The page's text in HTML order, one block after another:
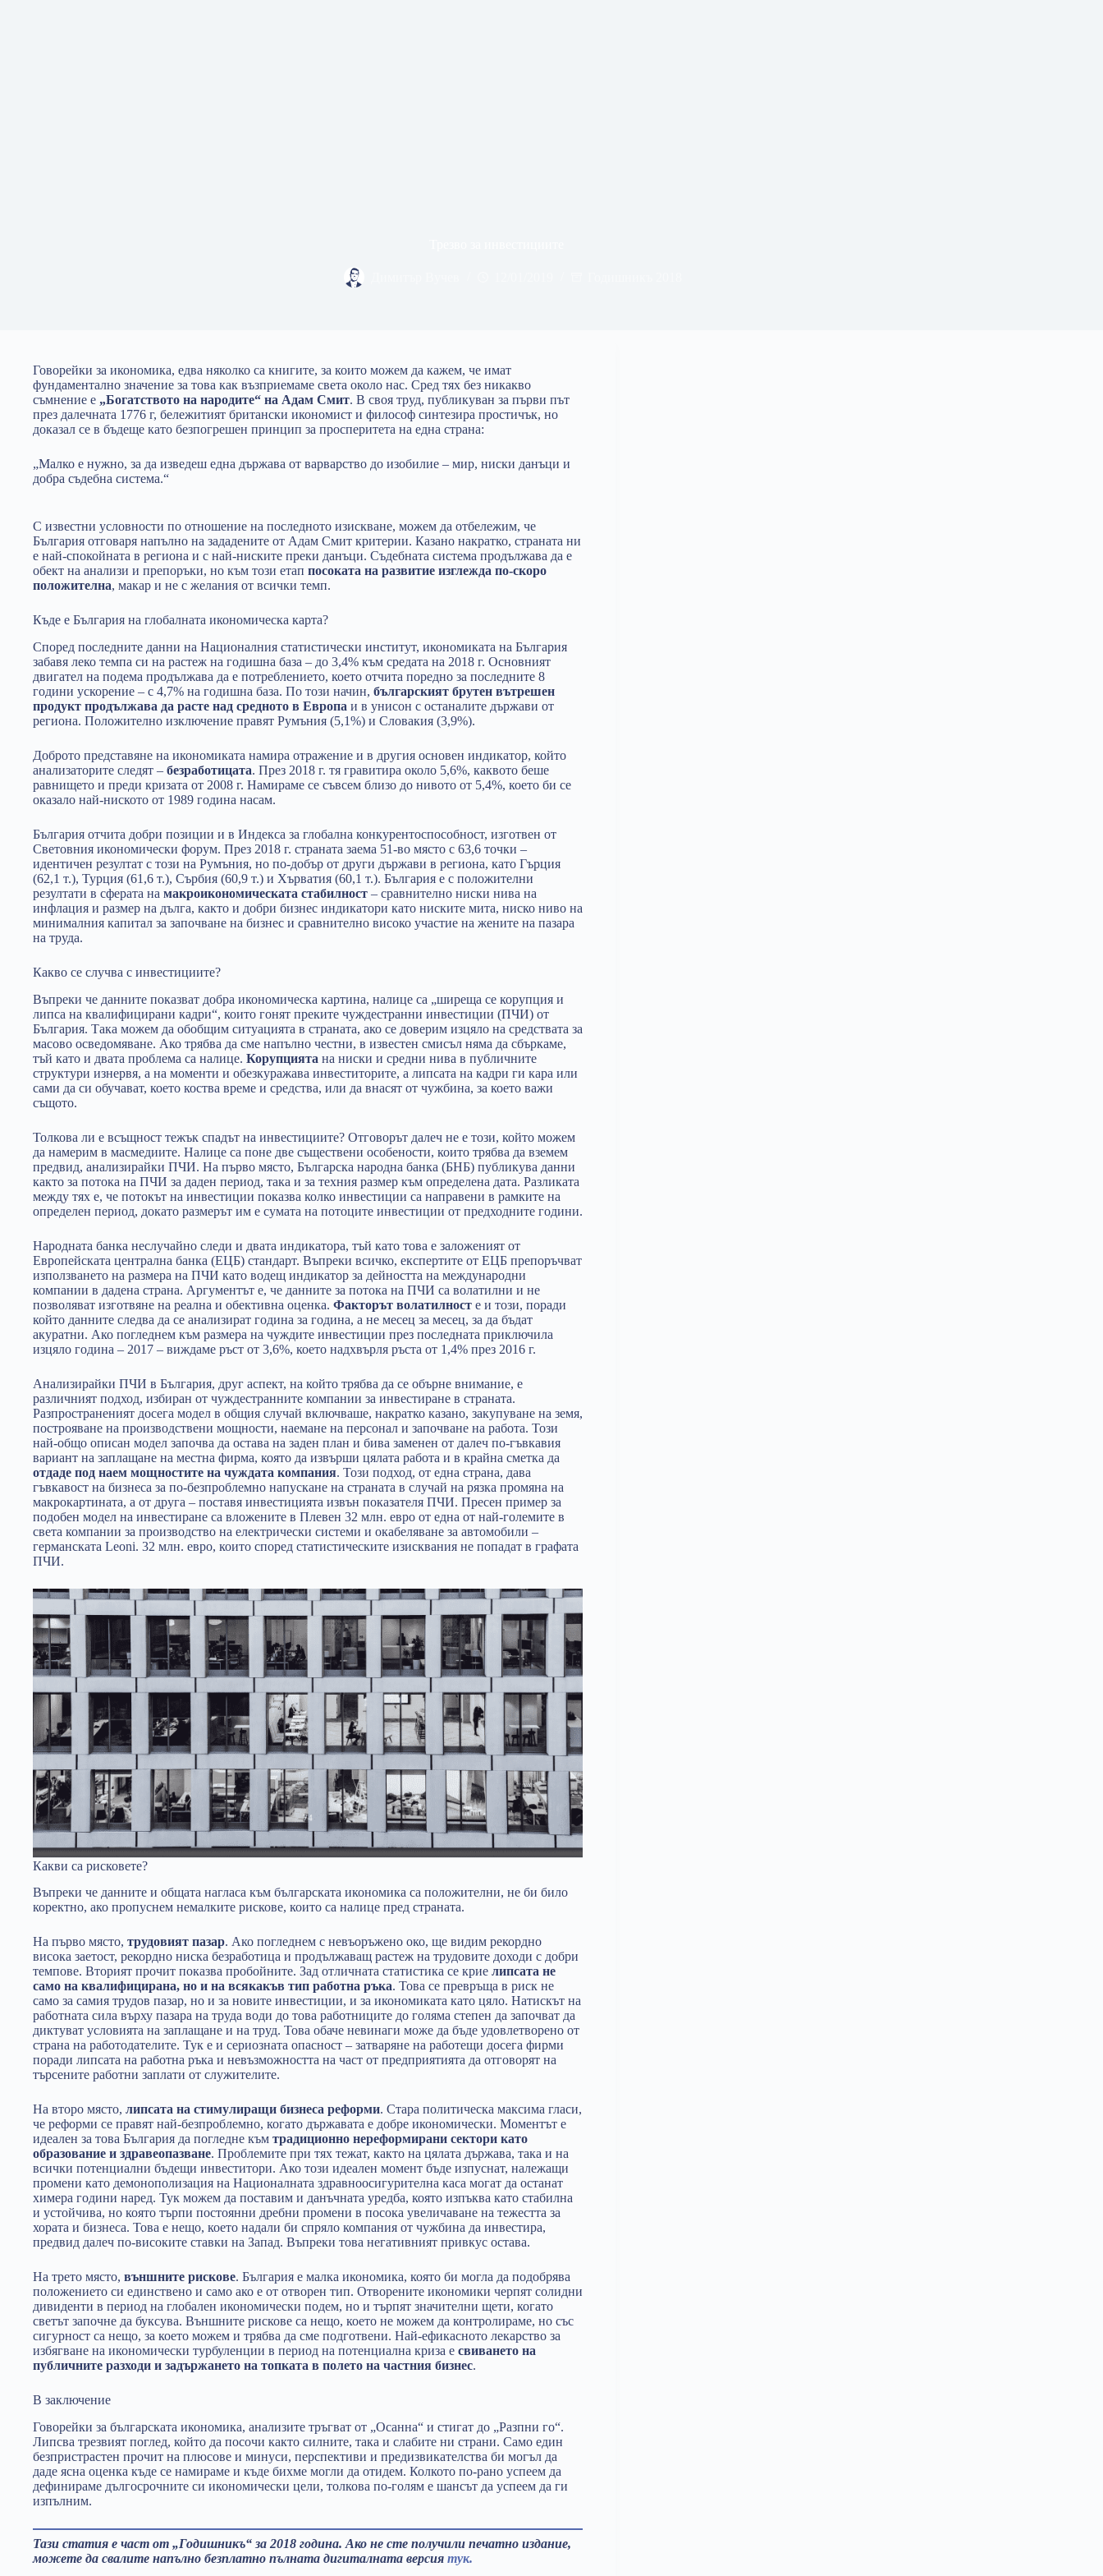
Говорейки за икономика, едва няколко са книгите, за които можем да кажем, че имат
фундаментално значение за това как възприемаме света около нас. Сред тях без никакво
съмнение е „Богатството на народите“ на Адам Смит. В своя труд, публикуван за първи път
през далечната 1776 г, бележитият британски икономист и философ синтезира простичък, но
доказал се в бъдеще като безпогрешен принцип за просперитета на една страна:
„Малко е нужно, за да изведеш една държава от варварство до изобилие – мир, ниски данъци и
добра съдебна система.“
С известни условности по отношение на последното изискване, можем да отбележим, че
България отговаря напълно на зададените от Адам Смит критерии. Казано накратко, страната ни
е най-спокойната в региона и с най-ниските преки данъци. Съдебната система продължава да е
обект на анализи и препоръки, но към този етап посоката на развитие изглежда по-скоро
положителна, макар и не с желания от всички темп.
Къде е България на глобалната икономическа карта?
Според последните данни на Националния статистически институт, икономиката на България
забавя леко темпа си на растеж на годишна база – до 3,4% към средата на 2018 г. Основният
двигател на подема продължава да е потреблението, което отчита поредно за последните 8
години ускорение – с 4,7% на годишна база. По този начин, българският брутен вътрешен
продукт продължава да расте над средното в Европа и в унисон с останалите държави от
региона. Положително изключение правят Румъния (5,1%) и Словакия (3,9%).
Доброто представяне на икономиката намира отражение и в другия основен индикатор, който
анализаторите следят – безработицата. През 2018 г. тя гравитира около 5,6%, каквото беше
равнището и преди кризата от 2008 г. Намираме се съвсем близо до нивото от 5,4%, което би се
оказало най-ниското от 1989 година насам.
България отчита добри позиции и в Индекса за глобална конкурентоспособност, изготвен от
Световния икономически форум. През 2018 г. страната заема 51-во място с 63,6 точки –
идентичен резултат с този на Румъния, но по-добър от други държави в региона, като Гърция
(62,1 т.), Турция (61,6 т.), Сърбия (60,9 т.) и Хърватия (60,1 т.). България е с положителни
резултати в сферата на макроикономическата стабилност – сравнително ниски нива на
инфлация и размер на дълга, както и добри бизнес индикатори като ниските мита, ниско ниво на
минималния капитал за започване на бизнес и сравнително високо участие на жените на пазара
на труда.
Какво се случва с инвестициите?
Въпреки че данните показват добра икономическа картина, налице са „ширеща се корупция и
липса на квалифицирани кадри“, които гонят преките чуждестранни инвестиции (ПЧИ) от
България. Така можем да обобщим ситуацията в страната, ако се доверим изцяло на средствата за
масово осведомяване. Ако трябва да сме напълно честни, в известен смисъл няма да сбъркаме,
тъй като и двата проблема са налице. Корупцията на ниски и средни нива в публичните
структури изнервя, а на моменти и обезкуражава инвеститорите, а липсата на кадри ги кара или
сами да си обучават, което коства време и средства, или да внасят от чужбина, за което важи
същото.
Толкова ли е всъщност тежък спадът на инвестициите? Отговорът далеч не е този, който можем
да намерим в масмедиите. Налице са поне две съществени особености, които трябва да вземем
предвид, анализирайки ПЧИ. На първо място, Българска народна банка (БНБ) публикува данни
както за потока на ПЧИ за даден период, така и за техния размер към определена дата. Разликата
между тях е, че потокът на инвестиции показва колко инвестиции са направени в рамките на
определен период, докато размерът им е сумата на потоците инвестиции от предходните години.
Народната банка неслучайно следи и двата индикатора, тъй като това е заложеният от
Европейската централна банка (ЕЦБ) стандарт. Въпреки всичко, експертите от ЕЦБ препоръчват
използването на размера на ПЧИ като водещ индикатор за дейността на международни
компании в дадена страна. Аргументът е, че данните за потока на ПЧИ са волатилни и не
позволяват изготвяне на реална и обективна оценка. Факторът волатилност е и този, поради
който данните следва да се анализират година за година, а не месец за месец, за да бъдат
акуратни. Ако погледнем към размера на чуждите инвестиции през последната приключила
изцяло година – 2017 – виждаме ръст от 3,6%, което надхвърля ръста от 1,4% през 2016 г.
Анализирайки ПЧИ в България, друг аспект, на който трябва да се обърне внимание, е
различният подход, избиран от чуждестранните компании за инвестиране в страната.
Разпространеният досега модел в общия случай включваше, накратко казано, закупуване на земя,
построяване на производствени мощности, наемане на персонал и започване на работа. Този
най-общо описан модел започва да остава на заден план и бива заменен от далеч по-гъвкавия
вариант на заплащане на местна фирма, която да извърши цялата работа и в крайна сметка да
отдаде под наем мощностите на чуждата компания. Този подход, от една страна, дава
гъвкавост на бизнеса за по-безпроблемно напускане на страната в случай на рязка промяна на
макрокартината, а от друга – поставя инвестицията извън показателя ПЧИ. Пресен пример за
подобен модел на инвестиране са вложените в Плевен 32 млн. евро от една от най-големите в
света компании за производство на електрически системи и окабеляване за автомобили –
германската Leoni. 32 млн. евро, които според статистическите изисквания не попадат в графата
ПЧИ.
Какви са рисковете?
Въпреки че данните и общата нагласа към българската икономика са положителни, не би било
коректно, ако пропуснем немалките рискове, които са налице пред страната.
На първо място, трудовият пазар. Ако погледнем с невъоръжено око, ще видим рекордно
висока заетост, рекордно ниска безработица и продължаващ растеж на трудовите доходи с добри
темпове. Вторият прочит показва пробойните. Зад отличната статистика се крие липсата не
само на квалифицирана, но и на всякакъв тип работна ръка. Това се превръща в риск не
само за самия трудов пазар, но и за новите инвестиции, и за икономиката като цяло. Натискът на
работната сила върху пазара на труда води до това работниците до голяма степен да започват да
диктуват условията на заплащане и на труд. Това обаче невинаги може да бъде удовлетворено от
страна на работодателите. Тук е и сериозната опасност – затваряне на работещи досега фирми
поради липсата на работна ръка и невъзможността на част от предприятията да отговорят на
търсените работни заплати от служителите.
На второ място, липсата на стимулиращи бизнеса реформи. Стара политическа максима гласи,
че реформи се правят най-безпроблемно, когато държавата е добре икономически. Моментът е
идеален за това България да погледне към традиционно нереформирани сектори като
образование и здравеопазване. Проблемите при тях тежат, както на цялата държава, така и на
всички потенциални бъдещи инвеститори. Ако този идеален момент бъде изпуснат, належащи
промени като демонополизация на Националната здравноосигурителна каса могат да останат
химера години наред. Тук можем да поставим и данъчната уредба, която изпъква като стабилна
и устойчива, но която търпи постоянни дребни промени в посока увеличаване на тежестта за
хората и бизнеса. Това е нещо, което надали би спряло компания от чужбина да инвестира,
предвид далеч по-високите ставки на Запад. Въпреки това негативният привкус остава.
На трето място, външните рискове. България е малка икономика, която би могла да подобрява
положението си единствено и само ако е от отворен тип. Отворените икономики черпят солидни
дивиденти в период на глобален икономически подем, но и търпят значителни щети, когато
светът започне да буксува. Външните рискове са нещо, което не можем да контролираме, но със
сигурност са нещо, за което можем и трябва да сме подготвени. Най-ефикасното лекарство за
избягване на икономически турбуленции в период на потенциална криза е свиването на
публичните разходи и задържането на топката в полето на частния бизнес.
В заключение
Говорейки за българската икономика, анализите тръгват от „Осанна“ и стигат до „Разпни го“.
Липсва трезвият поглед, който да посочи както силните, така и слабите ни страни. Само един
безпристрастен прочит на плюсове и минуси, перспективи и предизвикателства би могъл да
даде ясна оценка къде се намираме и къде бихме могли да отидем. Колкото по-рано успеем да
дефинираме дългосрочните си икономически цели, толкова по-голям е шансът да успеем да ги
изпълним.
Тази статия е част от „Годишникъ“ за 2018 година. Ако не сте получили печатно издание,
можете да свалите напълно безплатно пълната дигиталната версия тук.